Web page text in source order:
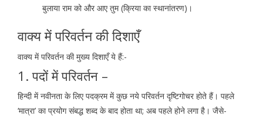
बुलाया राम को और आए तुम (क्रिया का स्थानांतरण)।
वाक्य में परिवर्तन की दिशाएँ
वाक्य में परिवर्तन की मुख्य दिशाएँ ये हैं:-
1. पदों में परिवर्तन –
हिन्दी में नवीनता के लिए पदक्रम में कुछ नये परिवर्तन दृष्टिगोचर होते हैं। पहले
‘मात्रा’ का प्रयोग संबद्ध शब्द के बाद होता था; अब पहले होने लगा है। जैसे-